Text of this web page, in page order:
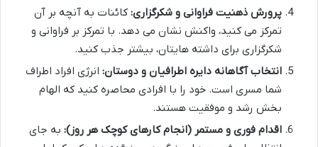
پرورش ذهنیت فراوانی و شکرگزاری: کائنات به آنچه بر آن
تمرکز می کنید، واکنش نشان می دهد. با تمرکز بر فراوانی و
شکرگزاری برای داشته هایتان، بیشتر جذب کنید.
انتخاب آگاهانه دایره اطرافیان و دوستان: انرژی افراد اطراف
شما مسری است. خود را با افرادی محاصره کنید که الهام
بخش رشد و موفقیت هستند.
اقدام فوری و مستمر (انجام کارهای کوچک هر روز): به جای